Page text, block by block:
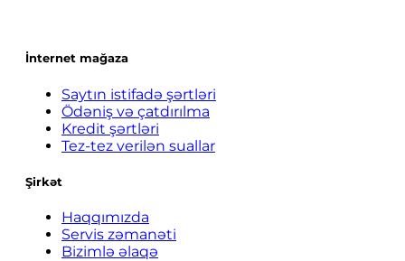
İnternet mağaza
Saytın istifadə şərtləri
Ödəniş və çatdırılma
Kredit şərtləri
Tez-tez verilən suallar
Şirkət
Haqqımızda
Servis zəmanəti
Bizimlə əlaqə